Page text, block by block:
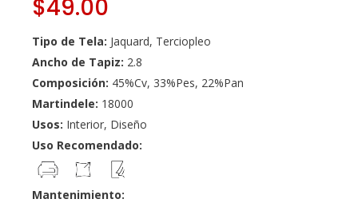
$49.00
Tipo de Tela: Jaquard, Terciopleo
Ancho de Tapiz: 2.8
Composición: 45%Cv, 33%Pes, 22%Pan
Martindele: 18000
Usos: Interior, Diseño
Uso Recomendado:
Mantenimiento: